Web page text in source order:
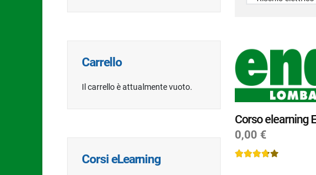
Corso elearning
0,00 €
Carrello
Il carrello è attualmente vuoto.
Corsi eLearning